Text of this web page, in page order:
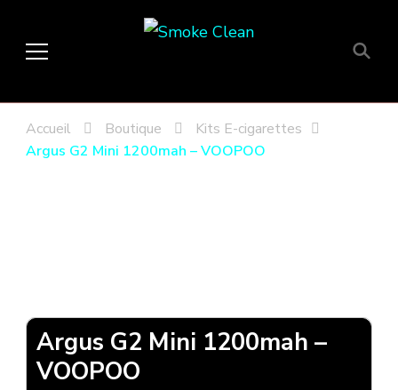
Smoke Clean
Accueil Boutique
Kits E-cigarettes
Argus G2 Mini 1200mah – VOOPOO
Argus G2 Mini 1200mah –
VOOPOO